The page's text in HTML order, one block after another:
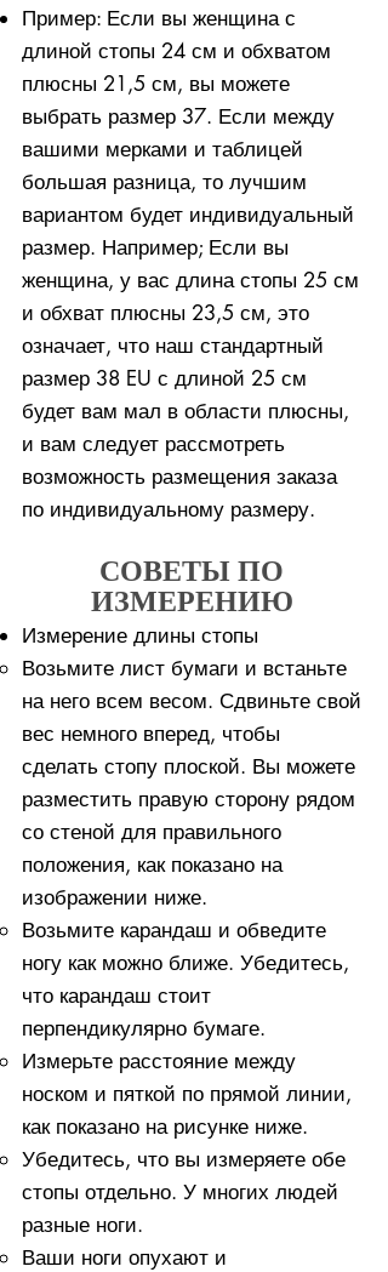
Пример: Если вы женщина с
длиной стопы 24 см и обхватом
плюсны 21,5 см, вы можете
выбрать размер 37. Если между
вашими мерками и таблицей
большая разница, то лучшим
вариантом будет индивидуальный
размер. Например; Если вы
женщина, у вас длина стопы 25 см
и обхват плюсны 23,5 см, это
означает, что наш стандартный
размер 38 EU с длиной 25 см
будет вам мал в области плюсны,
и вам следует рассмотреть
возможность размещения заказа
по индивидуальному размеру.
СОВЕТЫ ПО
ИЗМЕРЕНИЮ
Измерение длины стопы
Возьмите лист бумаги и встаньте
на него всем весом. ​Сдвиньте свой
вес немного вперед, чтобы
сделать стопу плоской. Вы можете
разместить правую сторону рядом
со стеной для правильного
положения, как показано на
изображении ниже.
Возьмите карандаш и обведите
ногу как можно ближе. Убедитесь,
что карандаш стоит
перпендикулярно бумаге.
Измерьте расстояние между
носком и пяткой по прямой линии,
как показано на рисунке ниже.
Убедитесь, что вы измеряете обе
стопы отдельно. У многих людей
разные ноги.
Ваши ноги опухают и